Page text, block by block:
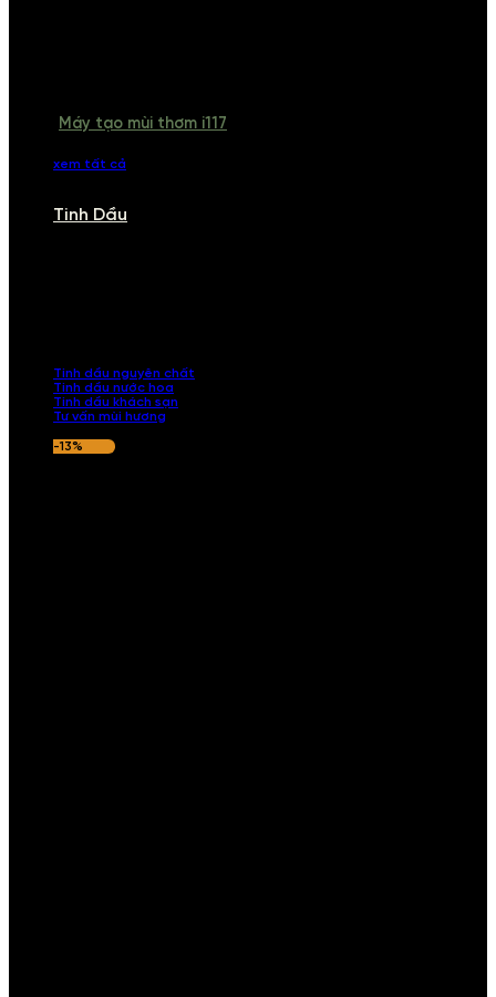
Máy tạo mùi thơm i117
xem tất cả
Tinh Dầu
Tinh dầu nguyên chất
Tinh dầu nước hoa
Tinh dầu khách sạn
Tư vấn mùi hương
-13%